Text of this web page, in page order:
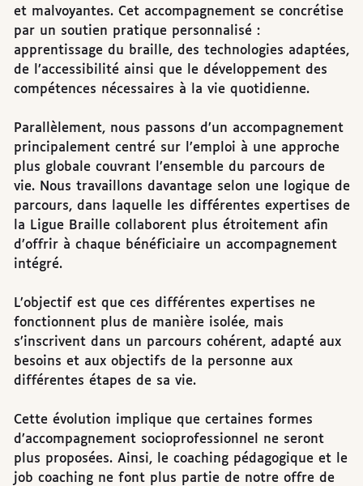
et malvoyantes. Cet accompagnement se concrétise
par un soutien pratique personnalisé :
apprentissage du braille, des technologies adaptées,
de l’accessibilité ainsi que le développement des
compétences nécessaires à la vie quotidienne.
Parallèlement, nous passons d’un accompagnement
principalement centré sur l’emploi à une approche
plus globale couvrant l’ensemble du parcours de
vie. Nous travaillons davantage selon une logique de
parcours, dans laquelle les différentes expertises de
la Ligue Braille collaborent plus étroitement afin
d’offrir à chaque bénéficiaire un accompagnement
intégré.
L’objectif est que ces différentes expertises ne
fonctionnent plus de manière isolée, mais
s’inscrivent dans un parcours cohérent, adapté aux
besoins et aux objectifs de la personne aux
différentes étapes de sa vie.
Cette évolution implique que certaines formes
d’accompagnement socioprofessionnel ne seront
plus proposées. Ainsi, le coaching pédagogique et le
job coaching ne font plus partie de notre offre de